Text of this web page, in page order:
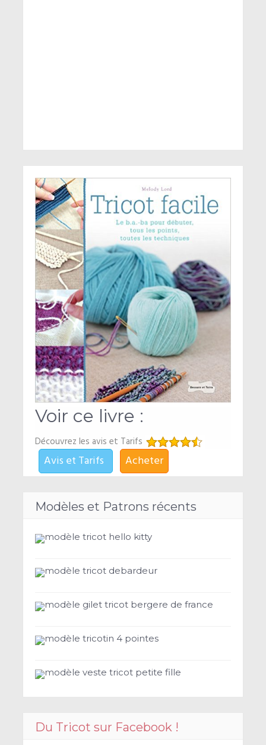
Voir ce livre :
Découvrez les avis et Tarifs
Acheter
Avis et Tarifs
Modèles et Patrons récents
modèle tricot hello kitty
modèle tricot debardeur
modèle gilet tricot bergere de france
modèle tricotin 4 pointes
modèle veste tricot petite fille
Du Tricot sur Facebook !